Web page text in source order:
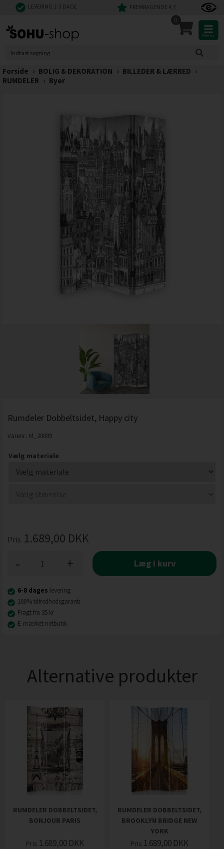
LEVERING 1-3 DAGE FREMRAGENDE 4,7
0
Menu
Forside › BOLIG & DEKORATION › BILLEDER & LÆRRED ›
RUMDELER › Byer
Rumdeler Dobbeltsidet, Happy city
Varenr.: M_20089
Vælg materiale
Pris 1.689,00 DKK
+
- Læg i kurv
6-8 dages levering
100% tilfredhedsgaranti
Fragt fra 35 kr
E-mærket netbutik
Alternative produkter
RUMDELER DOBBELTSIDET,
BONJOUR PARIS
Pris 1.689,00 DKK
RUMDELER DOBBELTSIDET,
BROOKLYN BRIDGE NEW
YORK
Pris 1.689,00 DKK